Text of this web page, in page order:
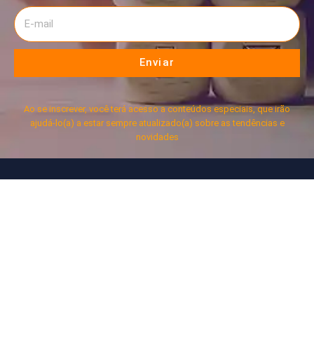
Enviar
Ao se inscrever, você terá acesso a conteúdos especiais, que irão
ajudá-lo(a) a estar sempre atualizado(a) sobre as tendências e
novidades